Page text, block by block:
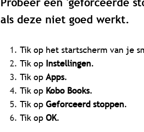
Probeer een 'geforceerde
als deze niet goed werkt.
Tik op het startscherm van je
Tik op Instellingen.
Tik op Apps.
Tik op Kobo Books.
Tik op Geforceerd stoppen.
Tik op OK.